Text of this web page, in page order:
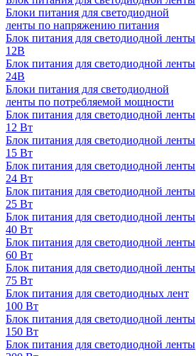
Блоки питания для светодиодной
ленты по напряжению питания
Блок питания для светодиодной ленты
12В
Блок питания для светодиодной ленты
24В
Блоки питания для светодиодной
ленты по потребляемой мощности
Блок питания для светодиодной ленты
12 Вт
Блок питания для светодиодной ленты
15 Вт
Блок питания для светодиодной ленты
24 Вт
Блок питания для светодиодной ленты
25 Вт
Блок питания для светодиодной ленты
40 Вт
Блок питания для светодиодной ленты
60 Вт
Блок питания для светодиодной ленты
75 Вт
Блок питания для светодиодных лент
100 Вт
Блок питания для светодиодной ленты
150 Вт
Блок питания для светодиодной ленты